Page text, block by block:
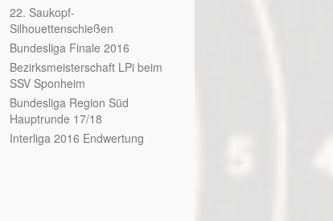
22. Saukopf-
Silhouettenschießen
Bundesliga Finale 2016
Bezirksmeisterschaft LPi beim
SSV Sponheim
Bundesliga Region Süd
Hauptrunde 17/18
Interliga 2016 Endwertung